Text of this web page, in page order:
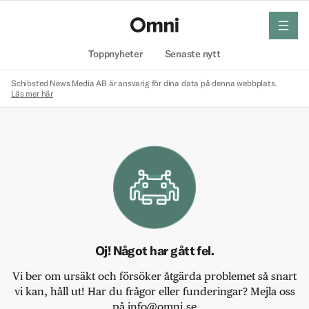
Toppnyheter Senaste nytt
meny
Schibsted News Media AB är ansvarig för dina data på denna webbplats.
Läs mer här
Oj! Något har gått fel.
Vi ber om ursäkt och försöker åtgärda problemet så snart
vi kan, håll ut! Har du frågor eller funderingar? Mejla oss